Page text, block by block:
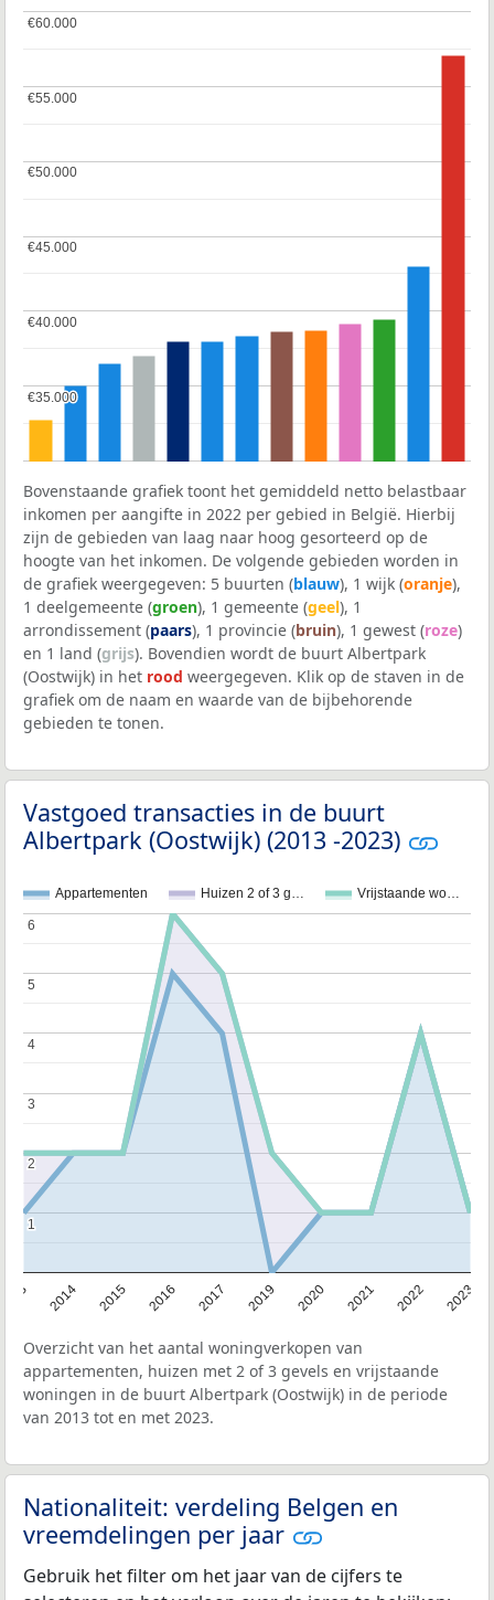
€35.000
€35.000
€40.000
€40.000
€45.000
€45.000
€50.000
€50.000
€55.000
€55.000
€60.000
€60.000
Bovenstaande grafiek toont het gemiddeld netto belastbaar
inkomen per aangifte in 2022 per gebied in België. Hierbij
zijn de gebieden van laag naar hoog gesorteerd op de
hoogte van het inkomen. De volgende gebieden worden in
de grafiek weergegeven: 5 buurten (blauw), 1 wijk (oranje),
1 deelgemeente (groen), 1 gemeente (geel), 1
arrondissement (paars), 1 provincie (bruin), 1 gewest (roze)
en 1 land (grijs). Bovendien wordt de buurt Albertpark
(Oostwijk) in het rood weergegeven. Klik op de staven in de
grafiek om de naam en waarde van de bijbehorende
gebieden te tonen.
Vastgoed transacties in de buurt
Albertpark (Oostwijk) (2013 -2023)
Appartementen Huizen 2 of 3 g… Vrijstaande wo…
2014 2015 2016 2017 2019 2020 2021 2022 2023
1
1
2
2
3
3
4
4
5
5
6
6
Overzicht van het aantal woningverkopen van
appartementen, huizen met 2 of 3 gevels en vrijstaande
woningen in de buurt Albertpark (Oostwijk) in de periode
van 2013 tot en met 2023.
Nationaliteit: verdeling Belgen en
vreemdelingen per jaar
Gebruik het filter om het jaar van de cijfers te